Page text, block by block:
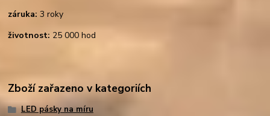
záruka: 3 roky
životnost: 25 000 hod
Zboží zařazeno v kategoriích
LED pásky na míru